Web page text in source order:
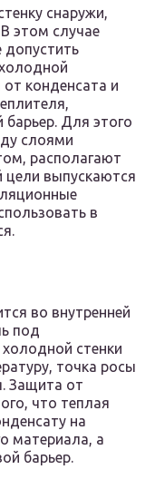
снаружи,
этом случае
допустить
конденсата и
Для этого
слоями
располагают
цели выпускаются
в
во внутренней
под
стенки
точка росы
Защита от
что теплая
на
материала, а
барьер.